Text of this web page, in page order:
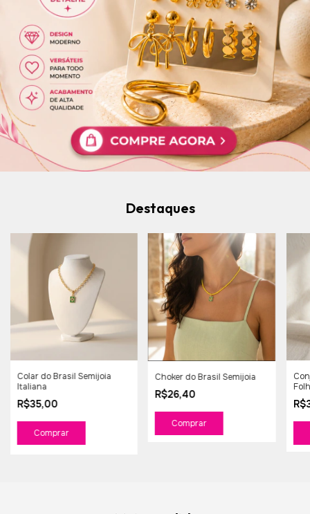
Destaques
Colar do Brasil Semijoia
Italiana
R$35,00
Choker do Brasil Semijoia
R$26,40
Comprar